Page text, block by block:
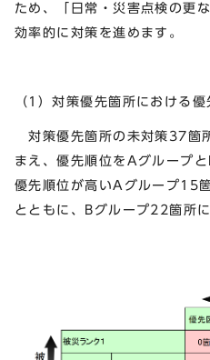
ため、「日常・災害点検の更
効率的に対策を進めます。
（1）対策優先箇所における
対策優先箇所の未対策37箇
まえ、優先順位をAグループ
優先順位が高いAグループ15
とともに、Bグループ22箇所